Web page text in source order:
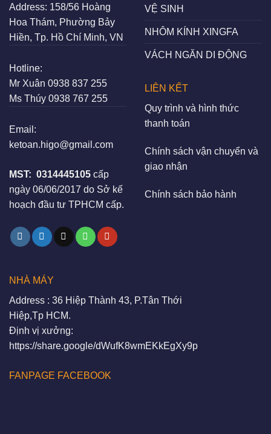
Address: 158/56 Hoàng
Hoa Thám, Phường Bảy
Hiền, Tp. Hồ Chí Minh, VN
Hotline:
Mr Xuân 0938 837 255
Ms Thúy 0938 767 255
Email:
ketoan.higo@gmail.com
MST: 0314445105 cấp
ngày 06/06/2017 do Sở kế
hoạch đầu tư TPHCM cấp.
VỆ SINH
NHÔM KÍNH XINGFA
VÁCH NGĂN DI ĐỘNG
LIÊN KẾT
Quy trình và hình thức
thanh toán
Chính sách vận chuyển và
giao nhận
Chính sách bảo hành
NHÀ MÁY
Address : 36 Hiệp Thành 43, P.Tân Thới
Hiệp,Tp HCM.
Định vị xưởng:
https://share.google/dWufK8wmEKkEgXy9p
FANPAGE FACEBOOK